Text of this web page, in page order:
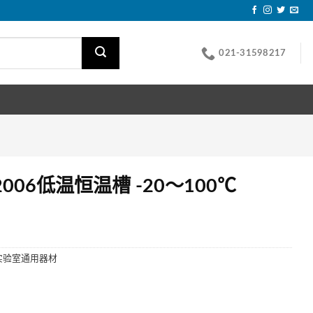
021-31598217
低温恒温槽 -20～100℃
验室通用器材